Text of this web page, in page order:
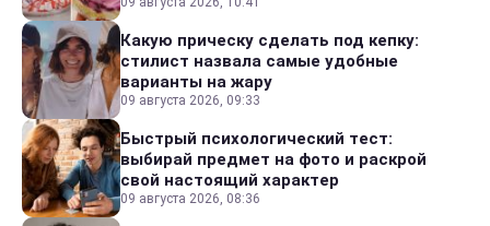
Какую прическу сделать под кепку:
стилист назвала самые удобные
варианты на жару
09 августа 2026, 09:33
Быстрый психологический тест:
выбирай предмет на фото и раскрой
свой настоящий характер
09 августа 2026, 08:36